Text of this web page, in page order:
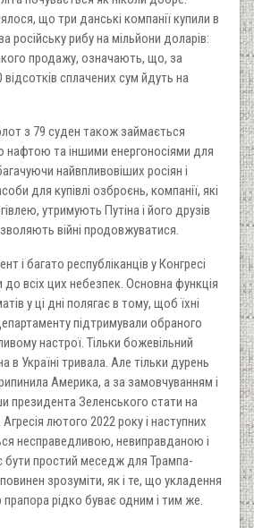
що три данські компанії купили в
російську рибу на мільйони доларів:
продажу, означають, що, за
сплачених сум йдуть на
з 79 суден також займається
нафтою та іншими енергоносіями для
найвпливовіших росіян і
для купівлі озброєнь, компанії, які
утримують Путіна і його друзів
війні продовжуватися.
і багато республіканців у Конгресі
всіх цих небезпек. Основна функція
у ці дні полягає в тому, щоб їхні
підтримували обраного
настрої. Тільки божевільний
в Україні тривала. Але тільки дурень
Америка, а за замовчуванням і
президента Зеленського стати на
лютого 2022 року і наступних
несправедливою, невиправданою і
простий меседж для Трампа-
зрозуміти, як і те, що укладення
прапора рідко буває одним і тим же.